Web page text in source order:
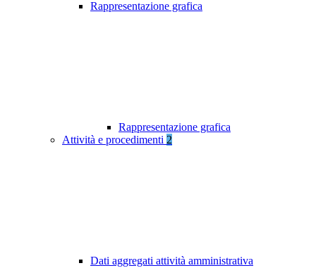
Rappresentazione grafica
Rappresentazione grafica
Attività e procedimenti 2
Dati aggregati attività amministrativa